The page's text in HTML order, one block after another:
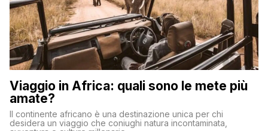
Viaggio in Africa: quali sono le mete più
amate?
Il continente africano è una destinazione unica per chi
desidera un viaggio che coniughi natura incontaminata,